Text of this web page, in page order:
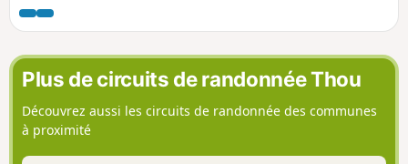
Plus de circuits de randonnée Thou
Découvrez aussi les circuits de randonnée des communes
à proximité